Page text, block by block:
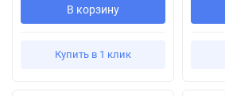
В корзину
Купить в 1 клик